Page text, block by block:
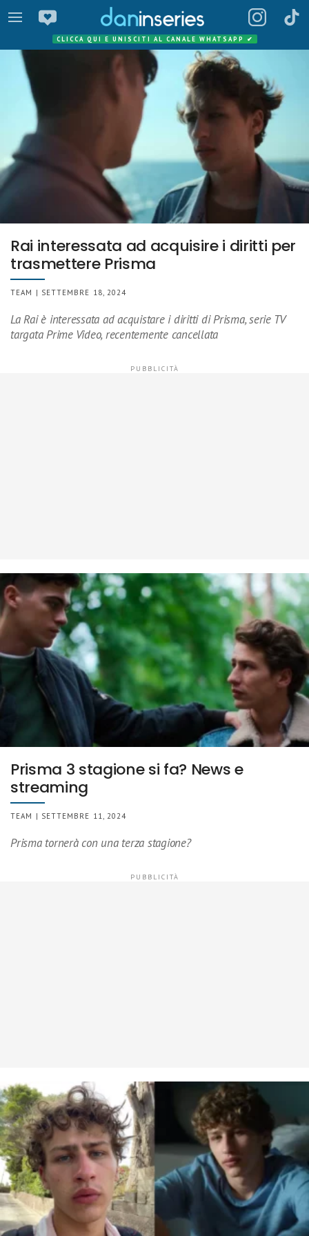
CLICCA QUI E UNISCITI AL CANALE WHATSAPP ✔
Rai interessata ad acquisire i diritti per
trasmettere Prisma
TEAM | SETTEMBRE 18, 2024
La Rai è interessata ad acquistare i diritti di Prisma, serie TV
targata Prime Video, recentemente cancellata
Prisma 3 stagione si fa? News e
streaming
TEAM | SETTEMBRE 11, 2024
Prisma tornerà con una terza stagione?